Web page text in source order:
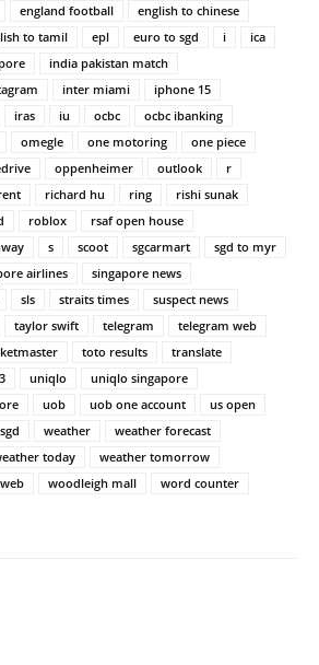
england football
english to chinese
to tamil epl euro to sgd i
ica
india pakistan match
inter miami
iphone 15
iras iu ocbc
ocbc ibanking
omegle one motoring
one piece
oppenheimer outlook
r
richard hu ring
rishi sunak
roblox
rsaf open house
s scoot sgcarmart
sgd to myr
airlines
singapore news
sls straits times
suspect news
taylor swift telegram
telegram web
toto results
translate
uniqlo
uniqlo singapore
uob uob one account
us open
weather
weather forecast
today
weather tomorrow
woodleigh mall
word counter